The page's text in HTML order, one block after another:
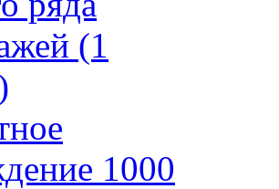
(1
1000